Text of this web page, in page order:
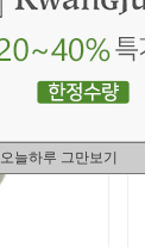
오늘하루 그만보기